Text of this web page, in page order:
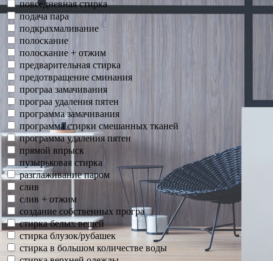
повседневная стирка
подача пара
подкрахмаливание
полоскание
полоскание + отжим
предварительная стирка
предотвращение сминания
програа замачивания
програа удаления пятен
программа замачивания
программа стирки смешанных тканей
программа удаления пятен
прямой впрыск
пузырьковая стирка
разглаживание паром
слив
слив + отжим
создание собственных програ
стирка белых вещей
стирка блузок/рубашек
стирка в большом количестве воды